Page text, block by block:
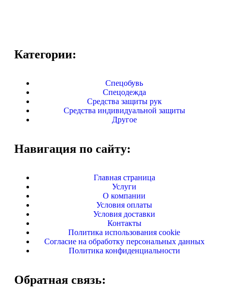
Категории:
Спецобувь
Спецодежда
Средства защиты рук
Средства индивидуальной защиты
Другое
Навигация по сайту:
Главная страница
Услуги
О компании
Условия оплаты
Условия доставки
Контакты
Политика использования cookie
Согласие на обработку персональных данных
Политика конфиденциальности
Обратная связь: